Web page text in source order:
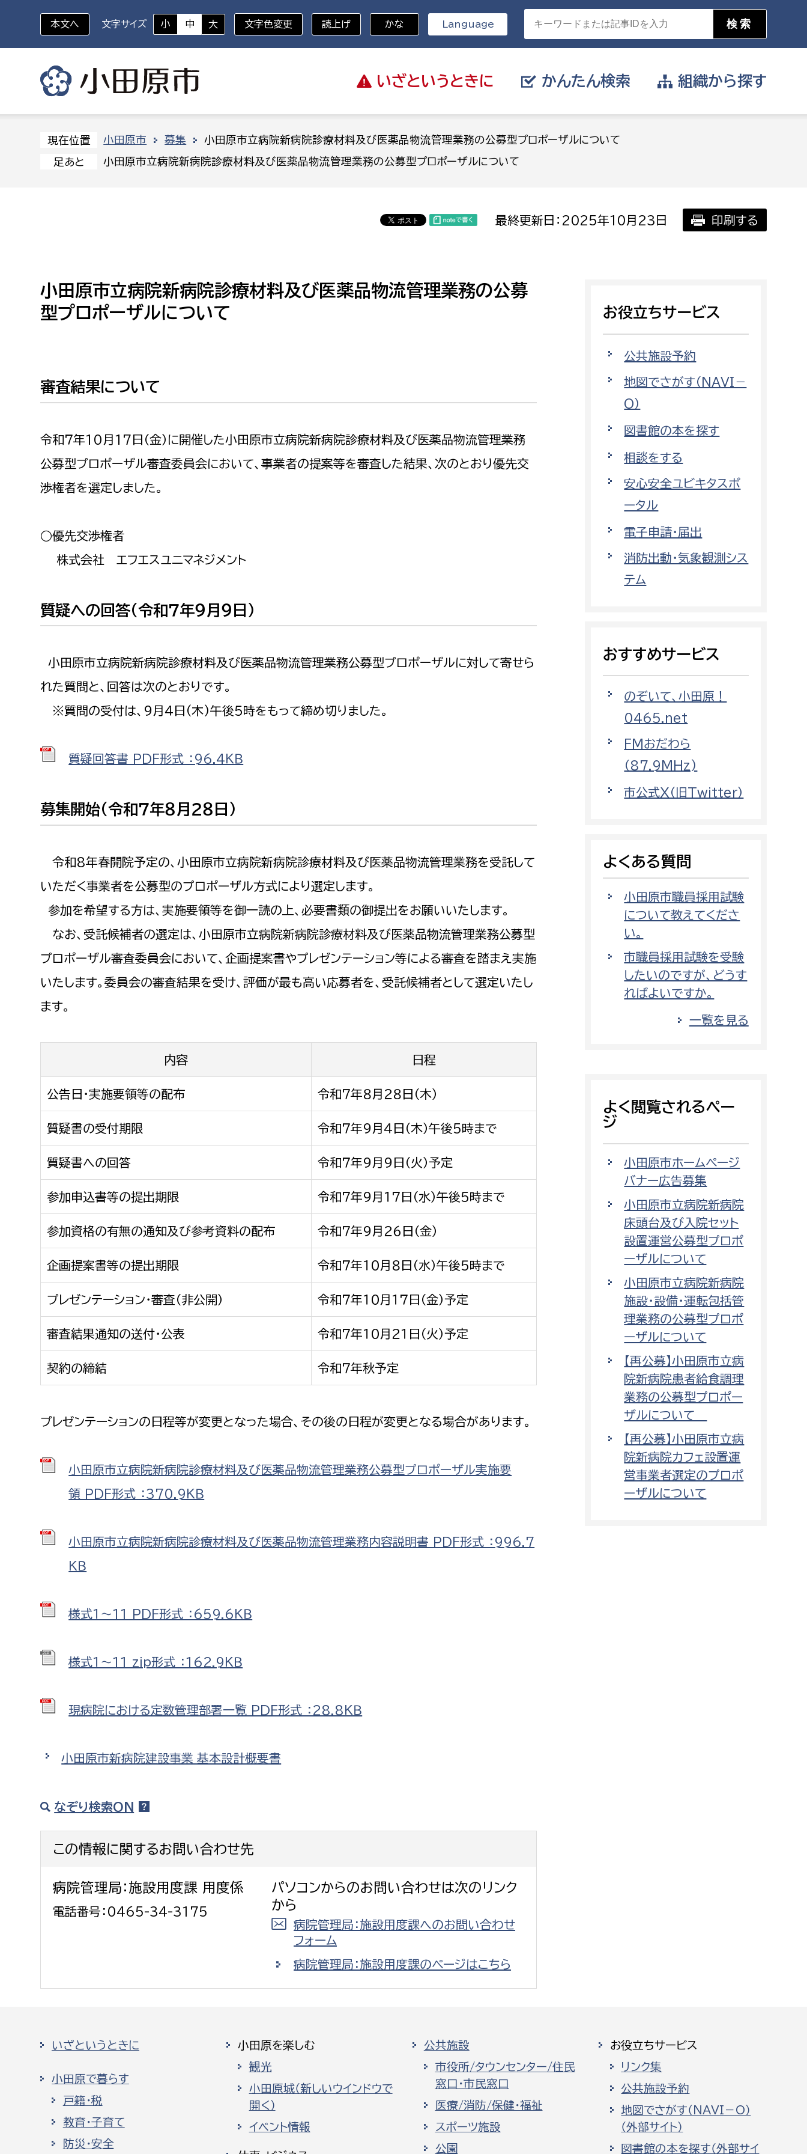
いざと いうときに
いざというときに
かんたん検索
対象者を選択
高校生・大学生など
若者
高齢者
傷病者
事業者
労働者
求職者
外国人
分野を選択
防災・安全
文化・生涯学習
市議会
目的を選択
届け出や申請をしたい
支払いをしたい
働きたい
小田原のことを知りたい
イベント・講座などに参加したい
まちづくりに関わりたい
組織から探す
組織から探す
部に属さない室 企画部 総務部
職員課
市税総務課
地域政策課
地域安全課
戸籍住民課
生涯学習課
図書館
スポーツ課
環境部
環境政策課
ゼロカーボン推進課
環境保護課
障がい福祉課
健康づくり課
都市政策課
建設部
建設政策課
土木管理課
みどり公園課
建築課
会計管理者
出納室
消防総務課
予防課
警防計画課
情報司令課
警防第2課
上下水道局
給排水業務課
水道整備課
下水道整備課
浄水管理課
教育部
保健給食課
教育指導課
監査事務局
監査事務局
本文へ 文字サイズ 小 中 大 文字色変更 読上げ かな Language
現在位置 小田原市 募集 小田原市立病院新病院診療材料及び医薬品物流管理業務の公募型プロポーザルについて
足あと 小田原市立病院新病院診療材料及び医薬品物流管理業務の公募型プロポーザルについて
最終更新日：2025年10月23日 印刷する
小田原市立病院新病院診療材料及び医薬品物流管理業務の公募
型プロポーザルについて
審査結果について
令和７年10月17日（金）に開催した小田原市立病院新病院診療材料及び医薬品物流管理業務
公募型プロポーザル審査委員会において、事業者の提案等を審査した結果、次のとおり優先交
渉権者を選定しました。
○優先交渉権者
株式会社 エフエスユニマネジメント
質疑への回答（令和７年９月９日）
小田原市立病院新病院診療材料及び医薬品物流管理業務公募型プロポーザルに対して寄せら
れた質問と、回答は次のとおりです。
※質問の受付は、９月４日(木)午後５時をもって締め切りました。
質疑回答書 PDF形式 ：96.4ＫＢ
募集開始（令和７年８月２８日）
令和8年春開院予定の、小田原市立病院新病院診療材料及び医薬品物流管理業務を受託して
いただく事業者を公募型のプロポーザル方式により選定します。
参加を希望する方は、実施要領等を御一読の上、必要書類の御提出をお願いいたします。
なお、受託候補者の選定は、小田原市立病院新病院診療材料及び医薬品物流管理業務公募型
プロポーザル審査委員会において、企画提案書やプレゼンテーション等による審査を踏まえ実施
いたします。委員会の審査結果を受け、評価が最も高い応募者を、受託候補者として選定いたし
ます。
内容 日程
公告日・実施要領等の配布 令和７年８月２８日（木）
質疑書の受付期限 令和７年９月４日（木）午後5時まで
質疑書への回答 令和７年９月９日（火）予定
参加申込書等の提出期限 令和７年９月１７日（水）午後５時まで
参加資格の有無の通知及び参考資料の配布 令和７年９月２６日（金）
企画提案書等の提出期限 令和７年１０月８日（水）午後５時まで
プレゼンテーション・審査（非公開） 令和７年１０月１７日（金）予定
審査結果通知の送付・公表 令和７年１０月２１日（火）予定
契約の締結 令和７年秋予定
プレゼンテーションの日程等が変更となった場合、その後の日程が変更となる場合があります。
小田原市立病院新病院診療材料及び医薬品物流管理業務公募型プロポーザル実施要
領 PDF形式 ：370.9ＫＢ
小田原市立病院新病院診療材料及び医薬品物流管理業務内容説明書 PDF形式 ：996.7
ＫＢ
様式１～11 PDF形式 ：659.6ＫＢ
様式１～11 zip形式 ：162.9ＫＢ
現病院における定数管理部署一覧 PDF形式 ：28.8ＫＢ
小田原市新病院建設事業_基本設計概要書
なぞり検索ON
この情報に関するお問い合わせ先
病院管理局：施設用度課 用度係
電話番号：0465-34-3175
パソコンからのお問い合わせは次のリンク
から
病院管理局：施設用度課へのお問い合わせ
フォーム
病院管理局：施設用度課のページはこちら
お役立ちサービス
公共施設予約
地図でさがす（NAVI－
O）
図書館の本を探す
相談をする
安心安全ユビキタスポ
ータル
電子申請・届出
消防出動・気象観測シス
テム
おすすめサービス
のぞいて、小田原！
0465.net
FMおだわら
（87.9MHz)
市公式X（旧Twitter）
よくある質問
小田原市職員採用試験
について教えてくださ
い。
市職員採用試験を受験
したいのですが、どうす
ればよいですか。
一覧を見る
よく閲覧されるペー
ジ
小田原市ホームページ
バナー広告募集
小田原市立病院新病院
床頭台及び入院セット
設置運営公募型プロポ
ーザルについて
小田原市立病院新病院
施設・設備・運転包括管
理業務の公募型プロポ
ーザルについて
【再公募】小田原市立病
院新病院患者給食調理
業務の公募型プロポー
ザルについて
【再公募】小田原市立病
院新病院カフェ設置運
営事業者選定のプロポ
ーザルについて
いざというときに
小田原で暮らす
戸籍・税
教育・子育て
防災・安全
小田原を楽しむ
観光
小田原城（新しいウインドウで
開く）
イベント情報
公共施設
市役所/タウンセンター/住民
窓口・市民窓口
医療/消防/保健・福祉
スポーツ施設
公園
お役立ちサービス
リンク集
公共施設予約
地図でさがす（NAVI－O）
（外部サイト）
図書館の本を探す（外部サイ